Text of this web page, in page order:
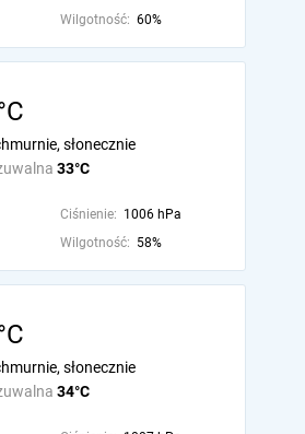
Wilgotność: 60%
33°C
słonecznie
Ciśnienie: 1006 hPa
Wilgotność: 58%
34°C
słonecznie